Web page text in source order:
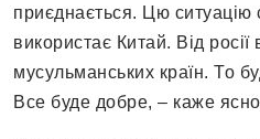
приєднається. Цю ситуацію
використає Китай. Від росії
мусульманських країн. То
Все буде добре, – каже